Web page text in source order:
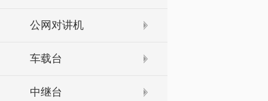
公网对讲机
车载台
中继台